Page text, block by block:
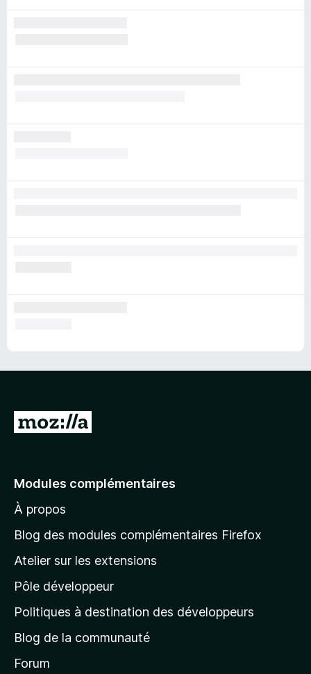
A
e
à
l
p
a
g
d
Modules complémentaires
À propos
Blog des modules complémentaires Firefox
Atelier sur les extensions
Pôle développeur
Politiques à destination des développeurs
Blog de la communauté
Forum